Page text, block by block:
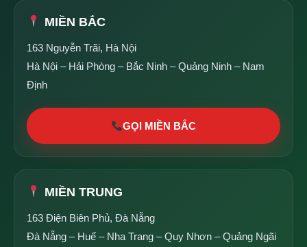
MIỀN BẮC
163 Nguyễn Trãi, Hà Nội
Hà Nội – Hải Phòng – Bắc Ninh – Quảng Ninh – Nam
Định
GỌI MIỀN BẮC
MIỀN TRUNG
163 Điện Biên Phủ, Đà Nẵng
Đà Nẵng – Huế – Nha Trang – Quy Nhơn – Quảng Ngãi